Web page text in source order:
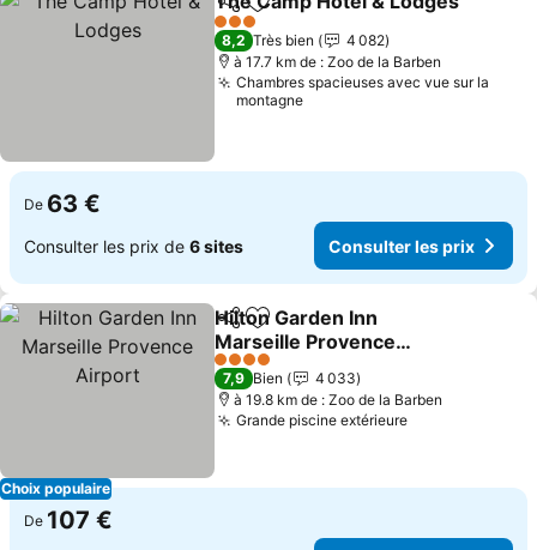
PartagerAjouter à mes favoris
3 Étoiles
8,2 Très bien
4 082
à 17.7 km de : Zoo de la Barben
Chambres spacieuses avec vue sur la
montagne
De 63 €
Consulter les prix de 6 sites Consulter les prix
Choix populaire
PartagerAjouter à mes favoris
Hilton Garden Inn
Marseille Provence
Airport
Consulter les prix
4 Étoiles
7,9 Bien
4 033
à 19.8 km de : Zoo de la Barben
Grande piscine extérieureConsulter les
De 107 €